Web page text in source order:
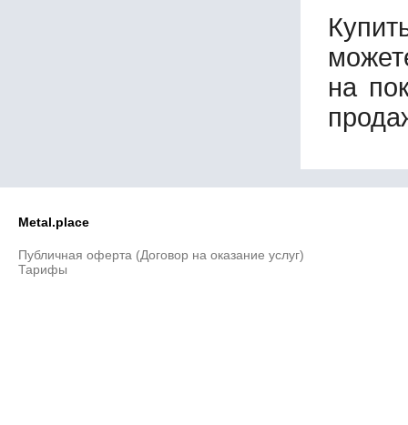
на
Metal.place
Публичная оферта (Договор на оказание услуг)
Тарифы